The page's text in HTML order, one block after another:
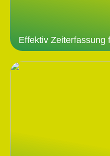
Effektiv Zeiterfassung